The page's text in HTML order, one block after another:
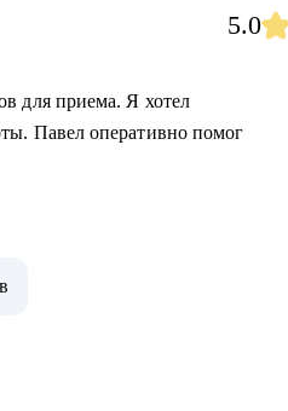
5.0
для приема. Я хотел
Павел оперативно помог